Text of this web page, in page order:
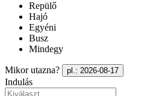
Repülő
Hajó
Egyéni
Busz
Mindegy
Mikor utazna? pl.: 2026-08-17
Indulás